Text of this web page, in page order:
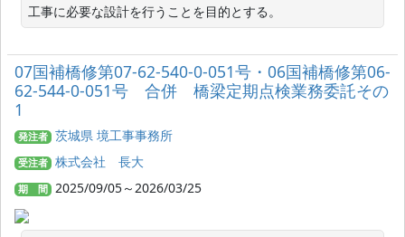
工事に必要な設計を行うことを目的とする。
07国補橋修第07-62-540-0-051号・06国補橋修第06-
62-544-0-051号 合併 橋梁定期点検業務委託その
1
発注者 茨城県 境工事事務所
受注者 株式会社 長大
期 間 2025/09/05～2026/03/25